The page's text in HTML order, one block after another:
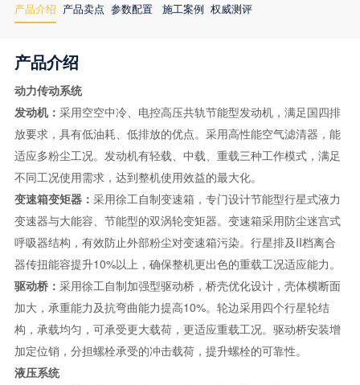
产品介绍 产品卖点 参数配置 施工案例 权威测评
产品介绍
动力传动系统
发动机： 采用空空中冷、电控高压共轨节能型发动机，满足国四排
放要求，具有低油耗、低排放的优点。采用高性能空气滤清器，能
适应多粉尘工况。发动机有轻载、中载、重载三种工作模式，满足
不同工况使用需求，达到整机使用效益的最大化。
变速箱变矩器： 采用徐工自制变速箱，专门设计节能型行星式液力
变速器与大能容、节能型的双涡轮变矩器。变速箱采用防尘迷宫式
呼吸器结构，有效防止外部粉尘对变速箱污染。行星排及II档离合
器传扭能容提升10%以上，确保整机更出色的重载工况适应能力。
驱动桥： 采用徐工自制加强型驱动桥，桥壳优化设计，壳体横断面
加大，承重能力及抗弯曲能力提高10%。轮边采用四个行星轮结
构，承载均匀，可承受更大载荷，更适应重载工况。驱动桥安装增
加定位销，分担螺栓承受的冲击载荷，提升螺栓的可靠性。
液压系统